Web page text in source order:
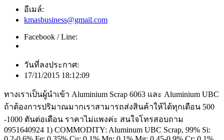
อีเมล์:
kmasbusiness@gmail.com
Facebook / Line:
วันที่ลงประกาศ:
17/11/2015 18:12:09
ทางเราเป็นผู้นำเข้า Aluminium Scrap 6063 และ Aluminium UBC
ถ้าต้องการปริมาณมากเราสามารถส่งสินค้าให้ได้ทุกเดือน 500
-1000 ตันต่อเดือน ราคาไม่แพงค่ะ สนใจโทรสอบถาม
0951640924 1) COMMODITY: Aluminum UBC Scrap, 99% Si: